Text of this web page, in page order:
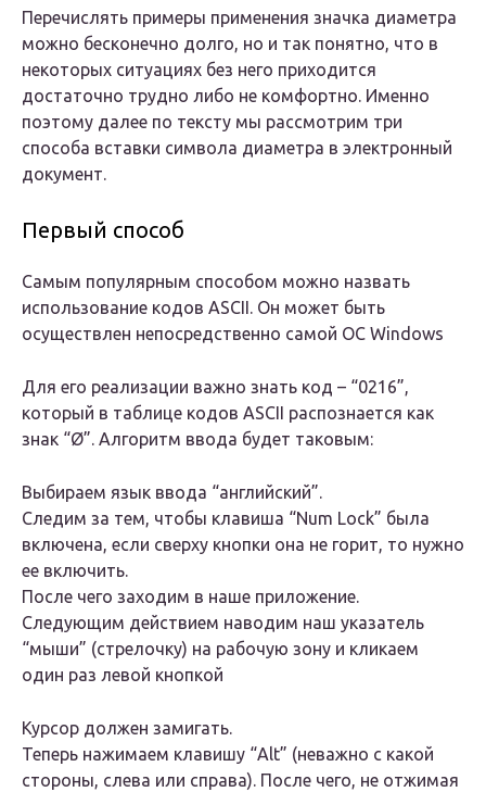
Перечислять примеры применения значка диаметра
можно бесконечно долго, но и так понятно, что в
некоторых ситуациях без него приходится
достаточно трудно либо не комфортно. Именно
поэтому далее по тексту мы рассмотрим три
способа вставки символа диаметра в электронный
документ.
Первый способ
Самым популярным способом можно назвать
использование кодов ASCII. Он может быть
осуществлен непосредственно самой ОС Windows
Для его реализации важно знать код – “0216”,
который в таблице кодов ASCII распознается как
знак “Ø”. Алгоритм ввода будет таковым:
Выбираем язык ввода “английский”.
Следим за тем, чтобы клавиша “Num Lock” была
включена, если сверху кнопки она не горит, то нужно
ее включить.
После чего заходим в наше приложение.
Следующим действием наводим наш указатель
“мыши” (стрелочку) на рабочую зону и кликаем
один раз левой кнопкой
Курсор должен замигать.
Теперь нажимаем клавишу “Alt” (неважно с какой
стороны, слева или справа). После чего, не отжимая